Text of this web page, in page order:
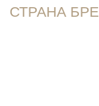
СТРАНА